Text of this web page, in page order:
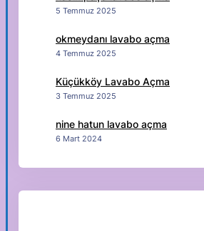
5 Temmuz 2025
okmeydanı lavabo açma
4 Temmuz 2025
Küçükköy Lavabo Açma
3 Temmuz 2025
nine hatun lavabo açma
6 Mart 2024